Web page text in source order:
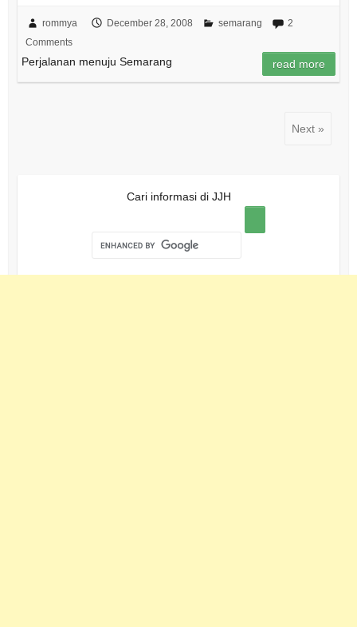
rommya December 28, 2008 semarang
2
Comments
Perjalanan menuju Semarang read more
Next »
Cari informasi di JJH